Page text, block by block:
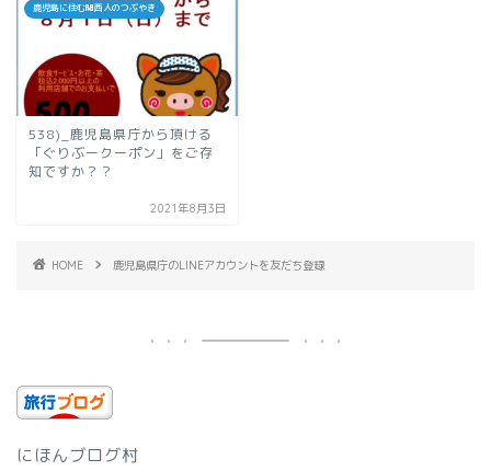
鹿児島に住む関西人のつぶやき
538)_鹿児島県庁から頂ける
「ぐりぶークーポン」をご存
知ですか？？
2021年8月3日
HOME 鹿児島県庁のLINEアカウントを友だち登録
にほんブログ村